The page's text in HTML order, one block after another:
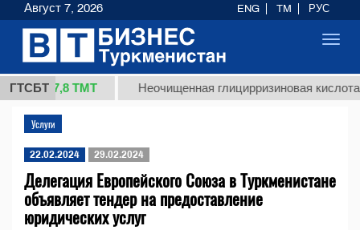
ГТСБТ
(кг.) 37,8 ТМТ Неочищенная глицирризиновая кислота
Услуги
22.02.2024 29.02.2024
Делегация Европейского Союза в Туркменистане
объявляет тендер на предоставление
юридических услуг
Август 7, 2026 ENG TM РУС